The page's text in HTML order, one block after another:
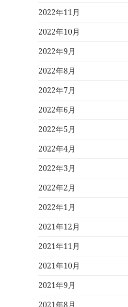
2022年11月
2022年10月
2022年9月
2022年8月
2022年7月
2022年6月
2022年5月
2022年4月
2022年3月
2022年2月
2022年1月
2021年12月
2021年11月
2021年10月
2021年9月
2021年8月